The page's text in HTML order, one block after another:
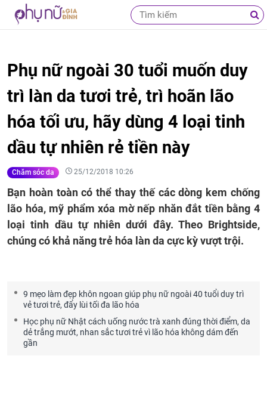
Phụ nữ ngoài 30 tuổi muốn duy
trì làn da tươi trẻ, trì hoãn lão
hóa tối ưu, hãy dùng 4 loại tinh
dầu tự nhiên rẻ tiền này
Chăm sóc da 25/12/2018 10:26
Bạn hoàn toàn có thể thay thế các dòng kem chống
lão hóa, mỹ phẩm xóa mờ nếp nhăn đắt tiền bằng 4
loại tinh dầu tự nhiên dưới đây. Theo Brightside,
chúng có khả năng trẻ hóa làn da cực kỳ vượt trội.
9 mẹo làm đẹp khôn ngoan giúp phụ nữ ngoài 40 tuổi duy trì
vẻ tươi trẻ, đẩy lùi tối đa lão hóa
Học phụ nữ Nhật cách uống nước trà xanh đúng thời điểm, da
dẻ trắng mướt, nhan sắc tươi trẻ vì lão hóa không dám đến
gần